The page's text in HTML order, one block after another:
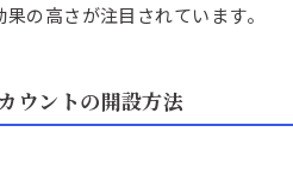
果の高さが注目されています。
ウントの開設方法